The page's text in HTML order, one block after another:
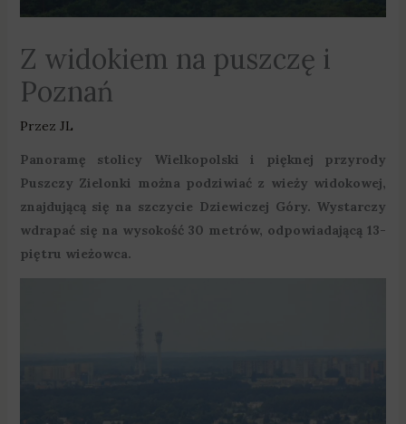
Z widokiem na puszczę i
Poznań
Przez JL
Panoramę stolicy Wielkopolski i pięknej przyrody
Puszczy Zielonki można podziwiać z wieży widokowej,
znajdującą się na szczycie Dziewiczej Góry. Wystarczy
wdrapać się na wysokość 30 metrów, odpowiadającą 13-
piętru wieżowca.